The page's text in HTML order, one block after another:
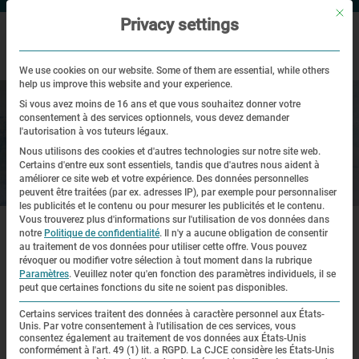
Expositions
Page d'accueil | Expositions | Exposition permanente | L’ancienne
prison du camp
Exposition dans l’ancienne prison
du camp
Mit
Privacy settings
We use cookies on our website. Some of them are essential, while others
help us improve this website and your experience.
Si vous avez moins de 16 ans et que vous souhaitez donner votre
consentement à des services optionnels, vous devez demander
l'autorisation à vos tuteurs légaux.
Nous utilisons des cookies et d'autres technologies sur notre site web.
Certains d'entre eux sont essentiels, tandis que d'autres nous aident à
améliorer ce site web et votre expérience. Des données personnelles
peuvent être traitées (par ex. adresses IP), par exemple pour personnaliser
les publicités et le contenu ou pour mesurer les publicités et le contenu.
Vous trouverez plus d'informations sur l'utilisation de vos données dans
notre Politique de confidentialité.
Il n'y a aucune obligation de consentir
au traitement de vos données pour utiliser cette offre. Vous pouvez
révoquer ou modifier votre sélection à tout moment dans la rubrique
Paramètres. Veuillez noter qu'en fonction des paramètres individuels, il se
peut que certaines fonctions du site ne soient pas disponibles.
Certains services traitent des données à caractère personnel aux États-
Unis. Par votre consentement à l'utilisation de ces services, vous
consentez également au traitement de vos données aux États-Unis
conformément à l'art. 49 (1) lit. a RGPD. La CJCE considère les États-Unis